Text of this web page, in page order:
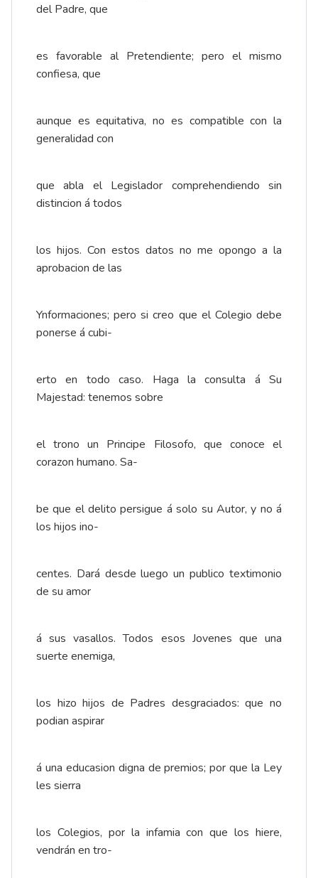
del Padre, que
es favorable al Pretendiente; pero el mismo
confiesa, que
aunque es equitativa, no es compatible con la
generalidad con
que abla el Legislador comprehendiendo sin
distincion á todos
los hijos. Con estos datos no me opongo a la
aprobacion de las
Ynformaciones; pero si creo que el Colegio debe
ponerse á cubi-
erto en todo caso. Haga la consulta á Su
Majestad: tenemos sobre
el trono un Principe Filosofo, que conoce el
corazon humano. Sa-
be que el delito persigue á solo su Autor, y no á
los hijos ino-
centes. Dará desde luego un publico textimonio
de su amor
á sus vasallos. Todos esos Jovenes que una
suerte enemiga,
los hizo hijos de Padres desgraciados: que no
podian aspirar
á una educasion digna de premios; por que la Ley
les sierra
los Colegios, por la infamia con que los hiere,
vendrán en tro-